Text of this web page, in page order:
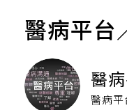
醫病平台
醫
醫病平